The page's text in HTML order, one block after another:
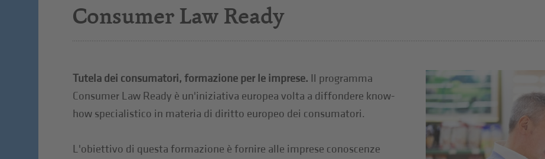
Consumer Law Ready
Tutela dei consumatori, formazione per le imprese. Il programma
Consumer Law Ready è un'iniziativa europea volta a diffondere know-
how specialistico in materia di diritto europeo dei consumatori.
L'obiettivo di questa formazione è fornire alle imprese conoscenze